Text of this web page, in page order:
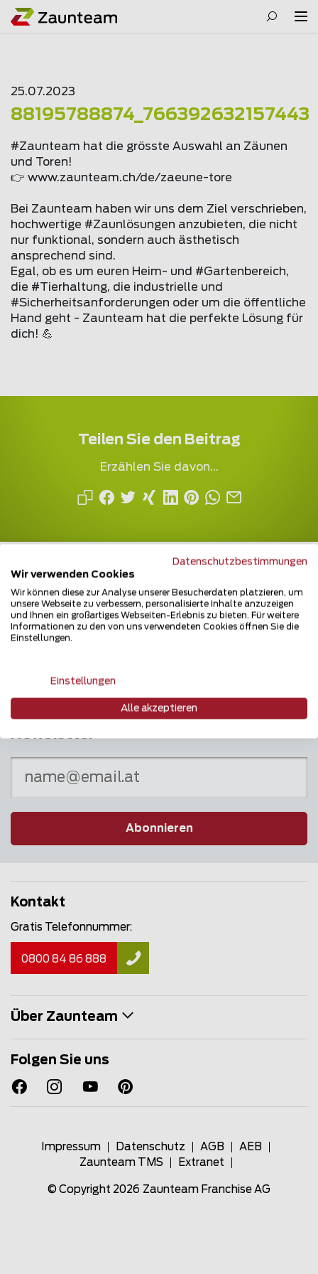
25.07.2023
88195788874_766392632157443
#Zaunteam hat die grösste Auswahl an Zäunen
und Toren!
👉 www.zaunteam.ch/de/zaeune-tore
Bei Zaunteam haben wir uns dem Ziel verschrieben,
hochwertige #Zaunlösungen anzubieten, die nicht
nur funktional, sondern auch ästhetisch
ansprechend sind.
Egal, ob es um euren Heim- und #Gartenbereich,
die #Tierhaltung, die industrielle und
#Sicherheitsanforderungen oder um die öffentliche
Hand geht - Zaunteam hat die perfekte Lösung für
dich! 💪
Teilen Sie den Beitrag
Erzählen Sie davon...
Mehrfach ausgezeichnet und immer am
Puls des Marktes
Newsletter
Abonnieren
Kontakt
Gratis Telefonnummer:
0800 84 86 888
Über Zaunteam
Folgen Sie uns
Impressum Datenschutz AGB
AEB
Zaunteam TMS
Extranet
© Copyright 2026 Zaunteam Franchise AG
Datenschutzbestimmungen
Wir verwenden Cookies
Wir können diese zur Analyse unserer Besucherdaten platzieren, um
unsere Webseite zu verbessern, personalisierte Inhalte anzuzeigen
und Ihnen ein großartiges Webseiten-Erlebnis zu bieten. Für weitere
Informationen zu den von uns verwendeten Cookies öffnen Sie die
Einstellungen.
Einstellungen
Alle akzeptieren